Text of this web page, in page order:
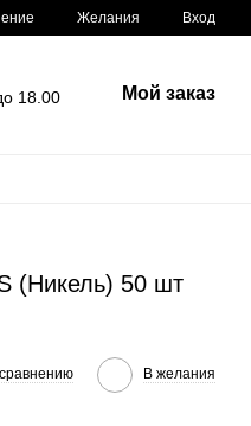
Желания Вход
18.00
Мой заказ
(Никель) 50 шт
В желания